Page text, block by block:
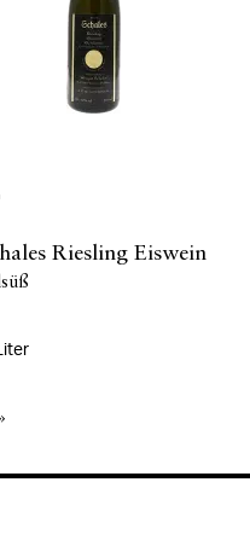
Riesling Eiswein